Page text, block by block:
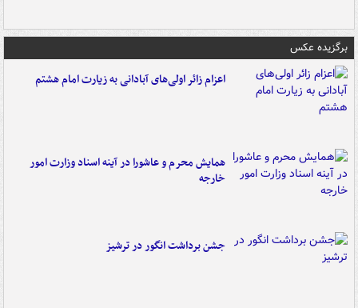
برگزیده عکس
اعزام زائر اولی‌های آبادانی به زیارت امام هشتم
همایش محرم و عاشورا در آینه اسناد وزارت امور
خارجه
جشن برداشت انگور در ترشیز